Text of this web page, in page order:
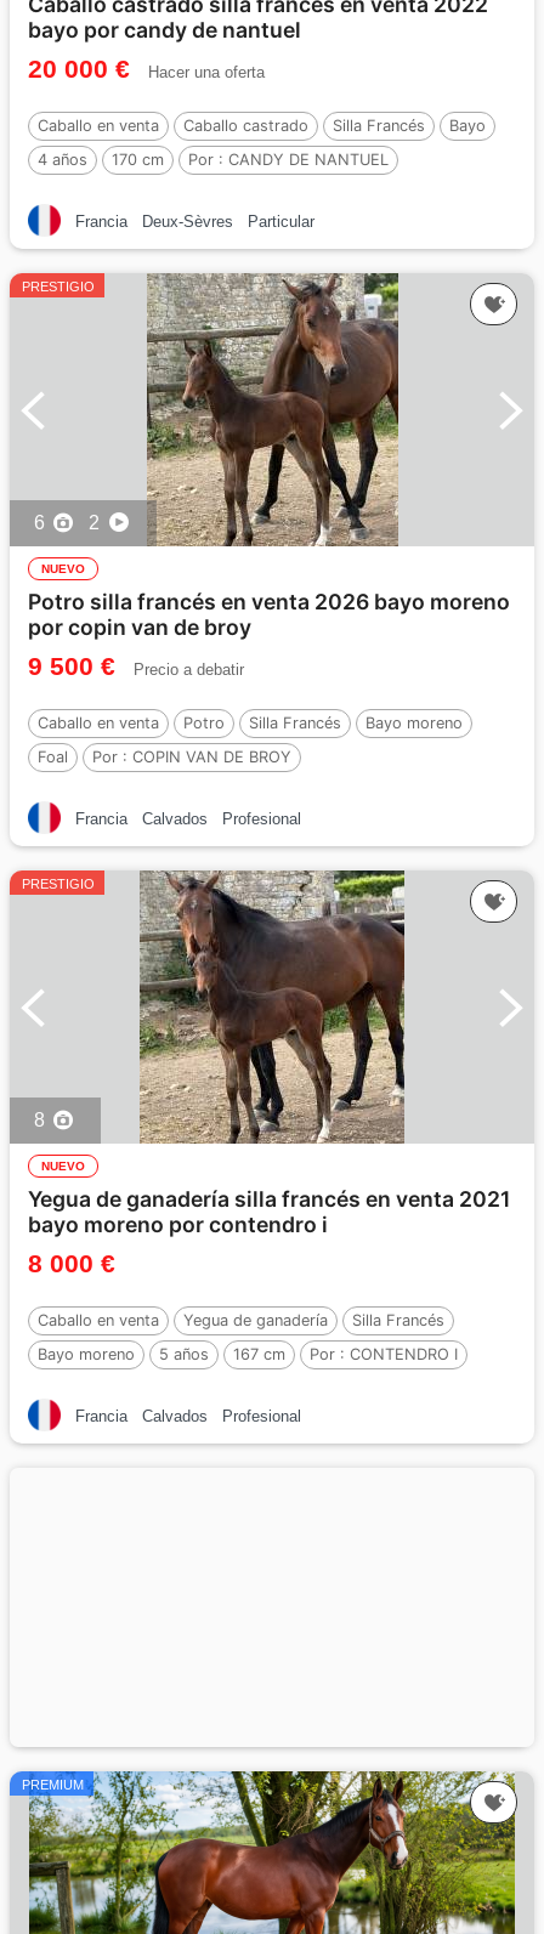
bayo por candy de nantuel
20 000 € Hacer una oferta
Caballo en venta Caballo castrado Silla Francés
Bayo
4 años
170 cm Por : CANDY DE NANTUEL
Francia Deux-Sèvres Particular
PRESTIGIO
6 2
NUEVO
Potro silla francés en venta 2026 bayo moreno
por copin van de broy
9 500 € Precio a debatir
Caballo en venta Potro Silla Francés
Bayo moreno
Foal
Por : COPIN VAN DE BROY
Francia Calvados Profesional
PRESTIGIO
8
NUEVO
Yegua de ganadería silla francés en venta 2021
bayo moreno por contendro i
8 000 €
Caballo en venta Yegua de ganadería
Silla Francés
Bayo moreno
5 años 167 cm Por : CONTENDRO I
Francia Calvados Profesional
PREMIUM